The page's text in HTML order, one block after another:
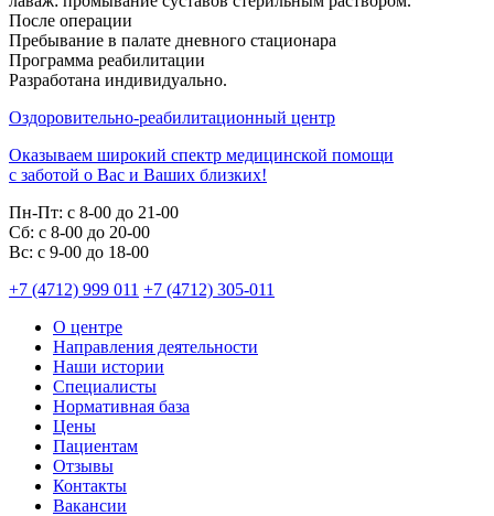
После операции
Пребывание в палате дневного стационара
Программа реабилитации
Разработана индивидуально.
Оздоровительно-реабилитационный центр
Оказываем широкий спектр медицинской помощи
с заботой о Вас и Ваших близких!
Пн-Пт: с 8-00 до 21-00
Cб: с 8-00 до 20-00
Вс: с 9-00 до 18-00
+7 (4712) 999 011 +7 (4712) 305-011
О центре
Направления деятельности
Наши истории
Специалисты
Нормативная база
Цены
Пациентам
Отзывы
Контакты
Вакансии